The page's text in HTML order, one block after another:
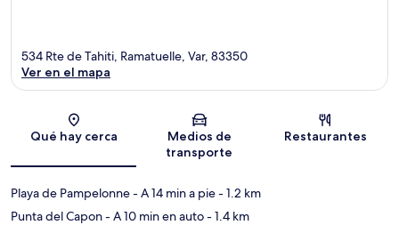
Sección del mapa
534 Rte de Tahiti, Ramatuelle, Var, 83350
Ver en el mapa
Qué hay cerca
Medios de
transporte
Restaurantes
Playa de Pampelonne- A 14 min a pie- 1.2 km
Punta del Capon- A 10 min en auto- 1.4 km